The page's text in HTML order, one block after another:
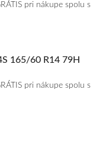
pri nákupe spolu s
165/60 R14 79H
pri nákupe spolu s